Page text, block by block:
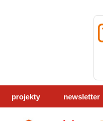
projekty newsletter